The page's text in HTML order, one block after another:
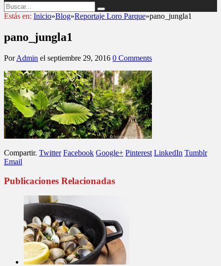
Estás en: Inicio»Blog»Reportaje Loro Parque»pano_jungla1
pano_jungla1
PorAdmin el septiembre 29, 2016 0 Comments
Compartir. Twitter Facebook Google+ Pinterest LinkedIn Tumblr
Email
Publicaciones Relacionadas